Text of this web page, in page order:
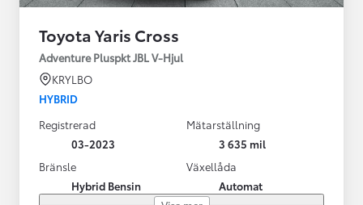
Toyota Yaris Cross
Adventure Pluspkt JBL V-Hjul
KRYLBO
HYBRID
Registrerad
03-2023
Mätarställning
3 635 mil
Bränsle
Hybrid Bensin
Växellåda
Automat